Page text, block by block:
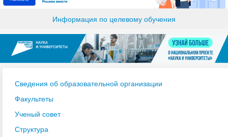
Информация по целевому обучения
Сведения об образовательной организации
Факультеты
Ученый совет
Структура